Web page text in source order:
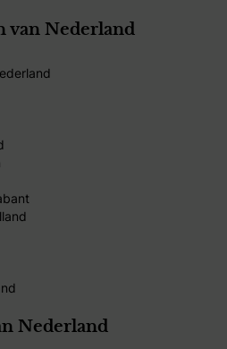
van Nederland
Nederland